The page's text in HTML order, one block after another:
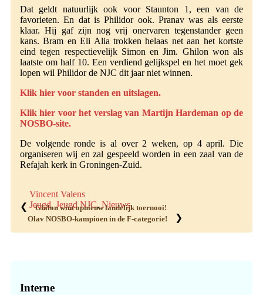
Dat geldt natuurlijk ook voor Staunton 1, een van de
favorieten. En dat is Philidor ook. Pranav was als eerste
klaar. Hij gaf zijn nog vrij onervaren tegenstander geen
kans. Bram en Eli Alia trokken helaas net aan het kortste
eind tegen respectievelijk Simon en Jim. Ghilon won als
laatste om half 10. Een verdiend gelijkspel en het moet gek
lopen wil Philidor de NJC dit jaar niet winnen.
Klik hier voor standen en uitslagen.
Klik hier voor het verslag van Martijn Hardeman op de
NOSBO-site.
De volgende ronde is al over 2 weken, op 4 april. Die
organiseren wij en zal gespeeld worden in een zaal van de
Refajah kerk in Groningen-Zuid.
Vincent Valens
Jeugd,Jeugd NJC,Nieuws
❮
Ghilon wint opnieuw landelijk toernooi!
Olav NOSBO-kampioen in de F-categorie!
❯
Sidebar
Interne